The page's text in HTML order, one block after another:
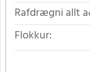
Rafdrægni allt
Flokkur: